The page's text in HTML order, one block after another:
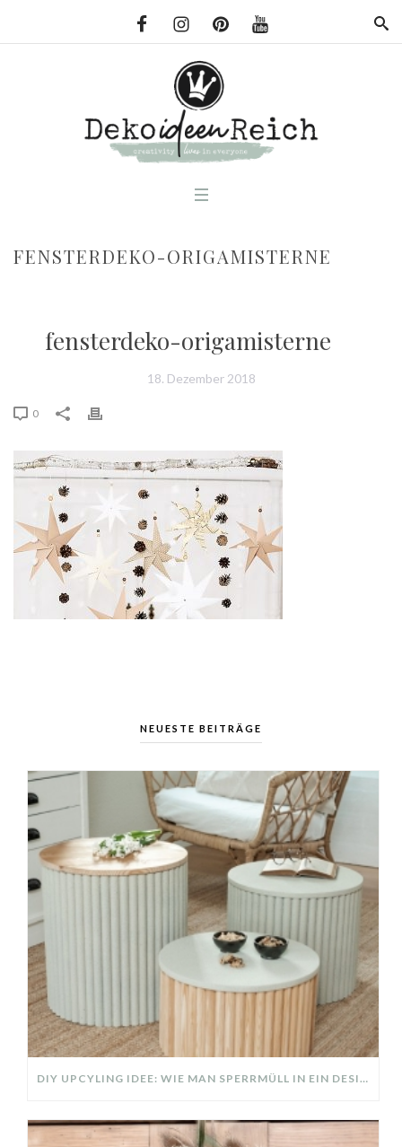
FENSTERDEKO-ORIGAMISTERNE
fensterdeko-origamisterne
18. Dezember 2018
0
NEUESTE BEITRÄGE
DIY UPCYLING IDEE: WIE MAN SPERRMÜLL IN EIN DESIGNER TEIL VERWANDELT